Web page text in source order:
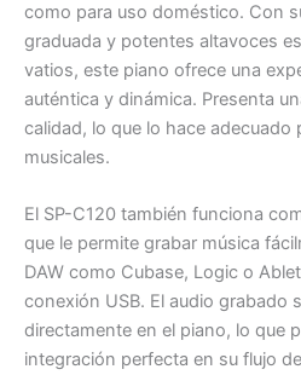
como para uso doméstico. Con
graduada y potentes altavoces
vatios, este piano ofrece una
auténtica y dinámica. Presenta
calidad, lo que lo hace adecuado
musicales.
El SP-C120 también funciona
que le permite grabar música
DAW como Cubase, Logic o
conexión USB. El audio grabado
directamente en el piano, lo que
integración perfecta en su flujo